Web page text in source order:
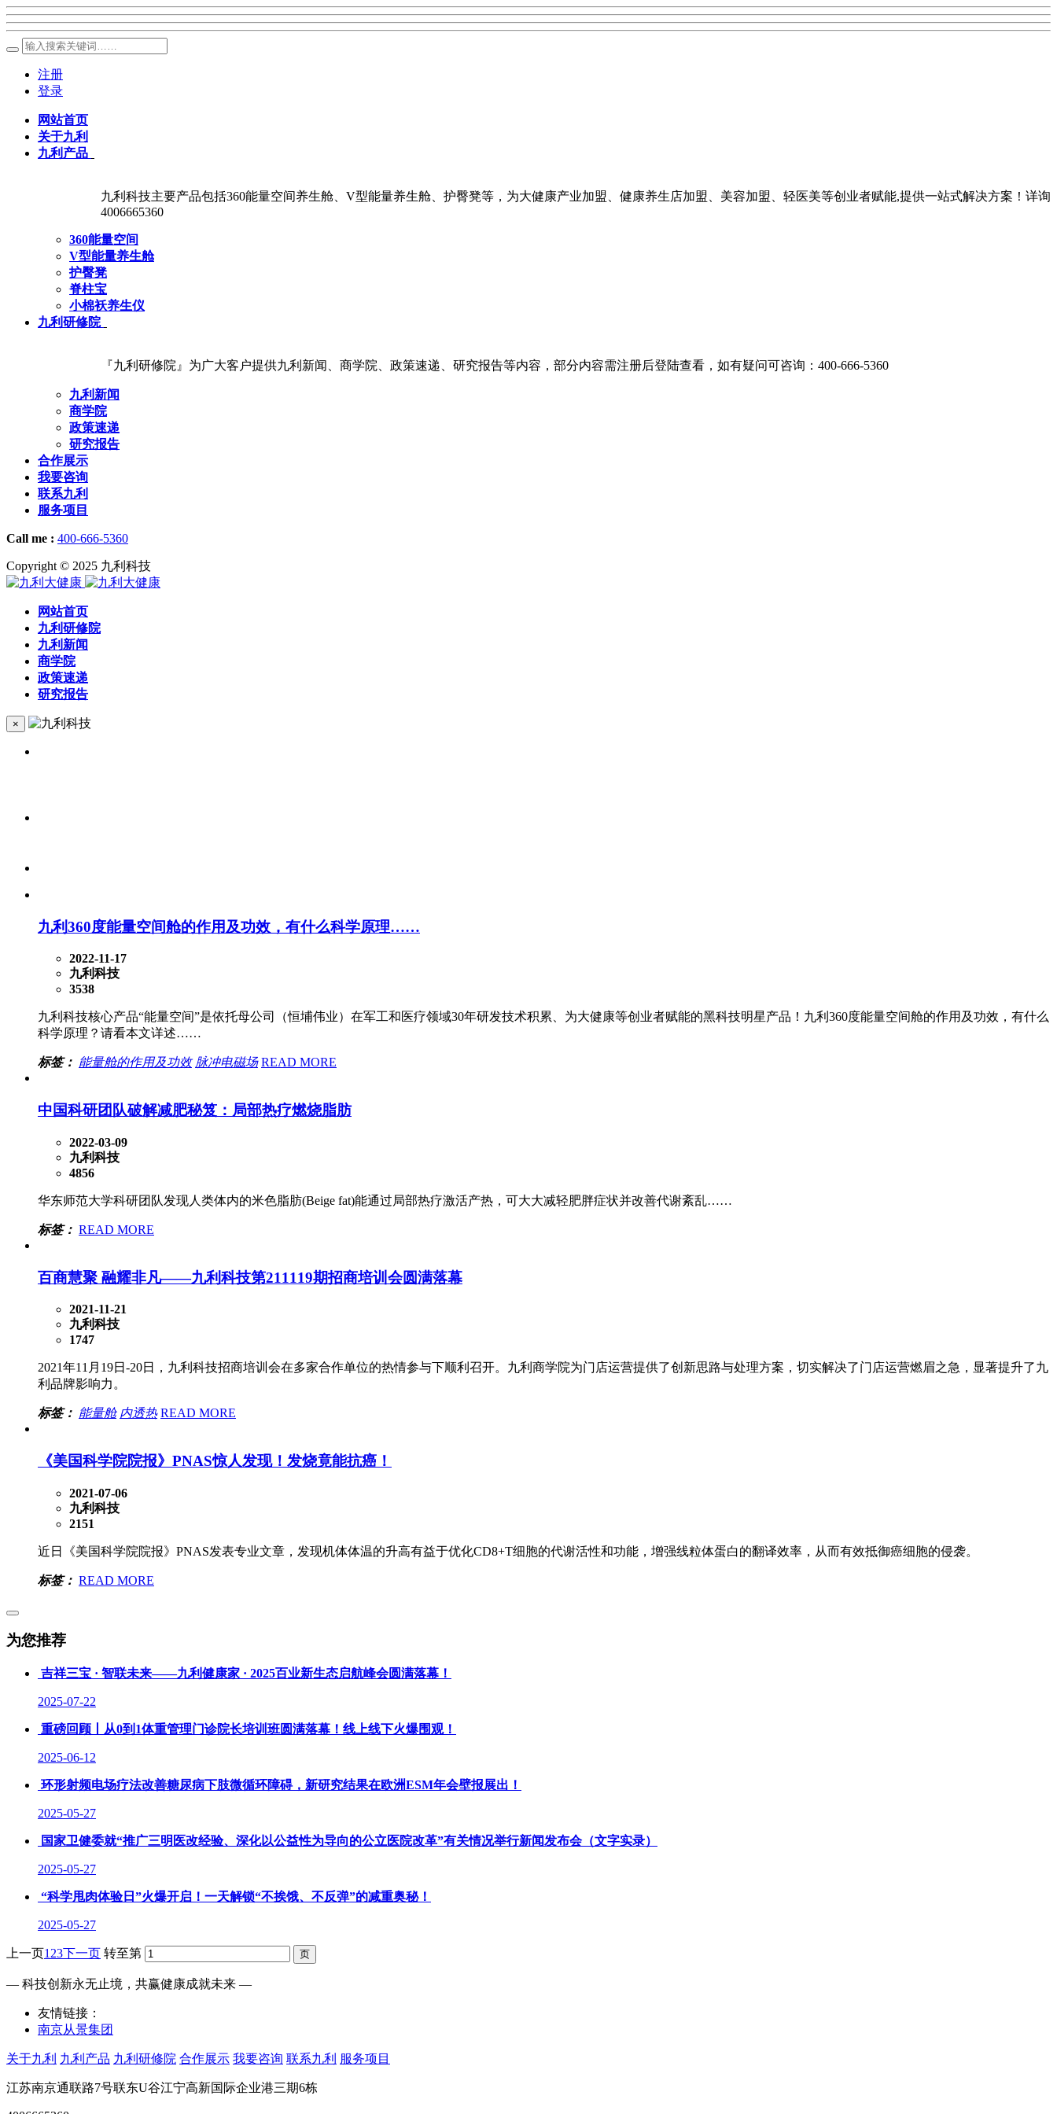
注册
登录
网站首页
关于九利
九利产品
九利科技主要产品包括360能量空间养生舱、V型能量养生舱、护臀凳等，为大健康产业加盟、健康养生店加盟、美容加盟、轻医美等创业者赋能,提供一站式解决方案！详询
4006665360
360能量空间
V型能量养生舱
护臀凳
脊柱宝
小棉袄养生仪
九利研修院
『九利研修院』为广大客户提供九利新闻、商学院、政策速递、研究报告等内容，部分内容需注册后登陆查看，如有疑问可咨询：400-666-5360
九利新闻
商学院
政策速递
研究报告
合作展示
我要咨询
联系九利
服务项目
Call me : 400-666-5360
Copyright © 2025 九利科技
网站首页
九利研修院
九利新闻
商学院
政策速递
研究报告
×
九利360度能量空间舱的作用及功效，有什么科学原理……
2022-11-17
九利科技
3538
九利科技核心产品“能量空间”是依托母公司（恒埔伟业）在军工和医疗领域30年研发技术积累、为大健康等创业者赋能的黑科技明星产品！九利360度能量空间舱的作用及功效，有什么
科学原理？请看本文详述……
标签： 能量舱的作用及功效 脉冲电磁场 READ MORE
中国科研团队破解减肥秘笈：局部热疗燃烧脂肪
2022-03-09
九利科技
4856
华东师范大学科研团队发现人类体内的米色脂肪(Beige fat)能通过局部热疗激活产热，可大大减轻肥胖症状并改善代谢紊乱……
标签： READ MORE
百商慧聚 融耀非凡——九利科技第211119期招商培训会圆满落幕
2021-11-21
九利科技
1747
2021年11月19日-20日，九利科技招商培训会在多家合作单位的热情参与下顺利召开。九利商学院为门店运营提供了创新思路与处理方案，切实解决了门店运营燃眉之急，显著提升了九
利品牌影响力。
标签： 能量舱 内透热 READ MORE
《美国科学院院报》PNAS惊人发现！发烧竟能抗癌！
2021-07-06
九利科技
2151
近日《美国科学院院报》PNAS发表专业文章，发现机体体温的升高有益于优化CD8+T细胞的代谢活性和功能，增强线粒体蛋白的翻译效率，从而有效抵御癌细胞的侵袭。
标签： READ MORE
为您推荐
吉祥三宝 · 智联未来——九利健康家 · 2025百业新生态启航峰会圆满落幕！
2025-07-22
重磅回顾丨从0到1体重管理门诊院长培训班圆满落幕！线上线下火爆围观！
2025-06-12
环形射频电场疗法改善糖尿病下肢微循环障碍，新研究结果在欧洲ESM年会壁报展出！
2025-05-27
国家卫健委就“推广三明医改经验、深化以公益性为导向的公立医院改革”有关情况举行新闻发布会（文字实录）
2025-05-27
“科学甩肉体验日”火爆开启！一天解锁“不挨饿、不反弹”的减重奥秘！
2025-05-27
上一页1 23下一页 转至第
— 科技创新永无止境，共赢健康成就未来 —
友情链接：
南京从景集团
关于九利 九利产品 九利研修院 合作展示 我要咨询 联系九利 服务项目
江苏南京通联路7号联东U谷江宁高新国际企业港三期6栋